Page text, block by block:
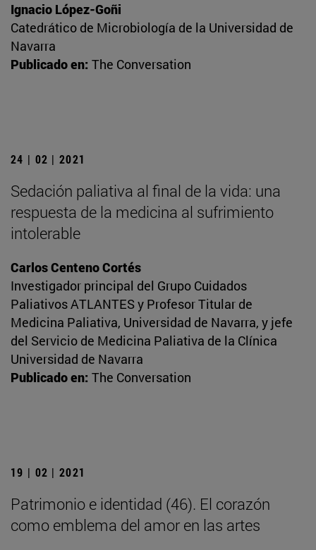
Ignacio López-Goñi
Catedrático de Microbiología de la Universidad de
Navarra
Publicado en: The Conversation
24 | 02 | 2021
Sedación paliativa al final de la vida: una
respuesta de la medicina al sufrimiento
intolerable
Carlos Centeno Cortés
Investigador principal del Grupo Cuidados
Paliativos ATLANTES y Profesor Titular de
Medicina Paliativa, Universidad de Navarra, y jefe
del Servicio de Medicina Paliativa de la Clínica
Universidad de Navarra
Publicado en: The Conversation
19 | 02 | 2021
Patrimonio e identidad (46). El corazón
como emblema del amor en las artes